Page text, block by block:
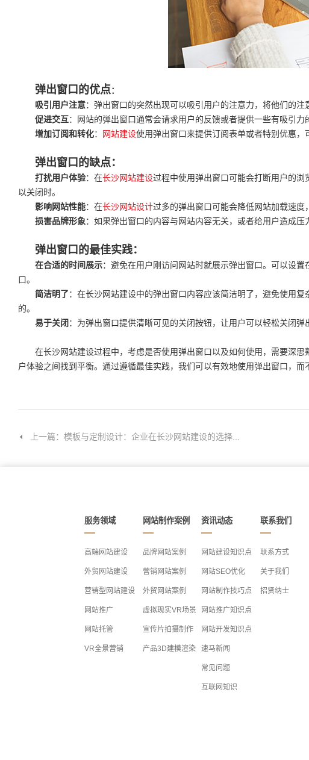
弹出窗口的优点：
吸引用户注意：弹出窗口的突然出现可以吸引用户的注意力，将他们的注
促进交互：网站的弹出窗口通常会请求用户的反馈或者提供一些有吸引力
增加订阅和转化： 网站建设使用弹出窗口来提供订阅表单或者特别优惠，
弹出窗口的缺点：
打扰用户体验：在长沙网站建设过程中使用弹出窗口可能会打断用户的
以关闭时。
影响网站性能：在长沙网站设计过多的弹出窗口可能会降低网站加载速度
损害品牌形象：如果弹出窗口的内容与网站内容无关，或者给用户造成压
弹出窗口的最佳实践：
在合适的时间展示：避免在用户刚访问网站时就展示弹出窗口。可以设
口。
简洁明了：在长沙网站建设中的弹出窗口内容应该简洁明了，避免使用
的。
易于关闭 ：为弹出窗口提供清晰可见的关闭按钮，让用户可以轻松关闭弹
在长沙网站建设过程中，考虑是否使用弹出窗口以及如何使用，需要深
户体验之间找到平衡。通过遵循最佳实践，我们可以有效地使用弹出窗口，而
上一篇：模板与定制设计：企业在长沙网站建设的选择...
服务领域
高端网站建设
外贸网站建设
营销型网站建设
网站推广
网站托管
VR全景营销
网站制作案例
品牌网站案例
营销网站案例
外贸网站案例
虚拟现实VR场景
宣传片拍摄制作
产品3D建模渲染
资讯动态
网站建设知识点
网站SEO优化
网站制作技巧点
网站推广知识点
网站开发知识点
速马新闻
常见问题
互联网知识
联系我们
联系方式
关于我们
招贤纳士